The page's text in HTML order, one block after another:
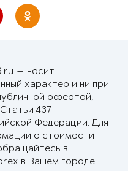
— носит
характер и ни при
офертой,
437
Федерации. Для
о стоимости
в
в Вашем городе.